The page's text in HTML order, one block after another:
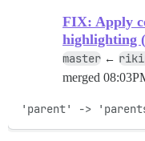
FIX: Apply
highlighting
master ←
merged
'parent' ->